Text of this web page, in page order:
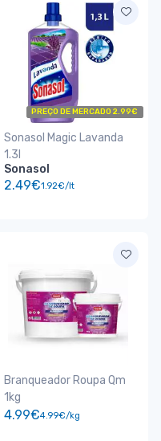
PREÇO DE MERCADO 2.99€
Sonasol Magic Lavanda
1.3l
Sonasol
2.49€1.92€/lt
Branqueador Roupa Qm
1kg
4.99€4.99€/kg